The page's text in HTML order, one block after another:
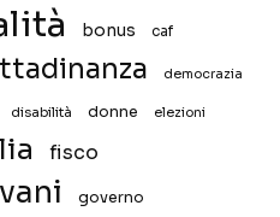
bonus caf
democrazia
disabilità donne elezioni
fisco
governo